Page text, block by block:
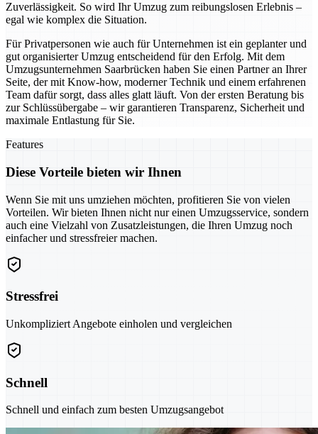
Zuverlässigkeit. So wird Ihr Umzug zum reibungslosen Erlebnis –
egal wie komplex die Situation.
Für Privatpersonen wie auch für Unternehmen ist ein geplanter und
gut organisierter Umzug entscheidend für den Erfolg. Mit dem
Umzugsunternehmen Saarbrücken haben Sie einen Partner an Ihrer
Seite, der mit Know-how, moderner Technik und einem erfahrenen
Team dafür sorgt, dass alles glatt läuft. Von der ersten Beratung bis
zur Schlüssübergabe – wir garantieren Transparenz, Sicherheit und
maximale Entlastung für Sie.
Features
Diese Vorteile bieten wir Ihnen
Wenn Sie mit uns umziehen möchten, profitieren Sie von vielen
Vorteilen. Wir bieten Ihnen nicht nur einen Umzugsservice, sondern
auch eine Vielzahl von Zusatzleistungen, die Ihren Umzug noch
einfacher und stressfreier machen.
Stressfrei
Unkompliziert Angebote einholen und vergleichen
Schnell
Schnell und einfach zum besten Umzugsangebot